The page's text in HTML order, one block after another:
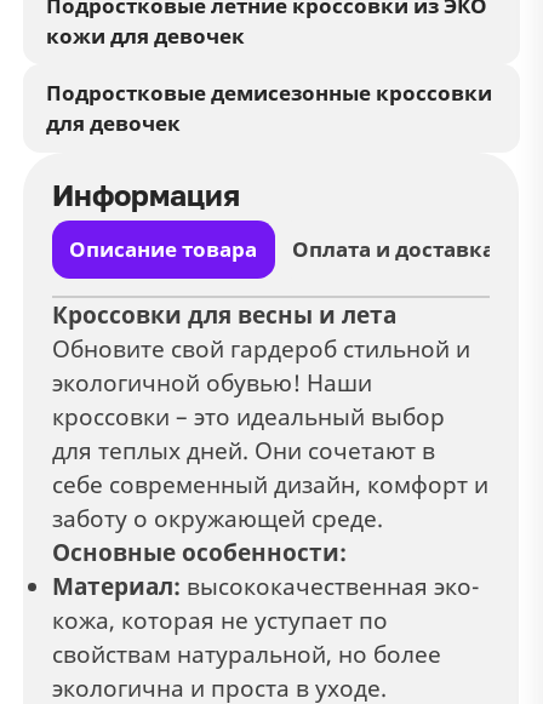
кожи для девочек
Подростковые демисезонные кроссовки
для девочек
Информация
Описание товара Оплата и доставка
Кроссовки для весны и лета
Обновите свой гардероб стильной и
экологичной обувью! Наши
кроссовки – это идеальный выбор
для теплых дней. Они сочетают в
себе современный дизайн, комфорт и
заботу о окружающей среде.
Основные особенности:
Материал: высококачественная эко-
кожа, которая не уступает по
свойствам натуральной, но более
экологична и проста в уходе.